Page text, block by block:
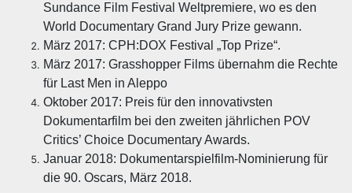
Sundance Film Festival Weltpremiere, wo es den
World Documentary Grand Jury Prize gewann.
März 2017: CPH:DOX Festival „Top Prize“.
März 2017: Grasshopper Films übernahm die Rechte
für Last Men in Aleppo
Oktober 2017: Preis für den innovativsten
Dokumentarfilm bei den zweiten jährlichen POV
Critics’ Choice Documentary Awards.
Januar 2018: Dokumentarspielfilm-Nominierung für
die 90. Oscars, März 2018.